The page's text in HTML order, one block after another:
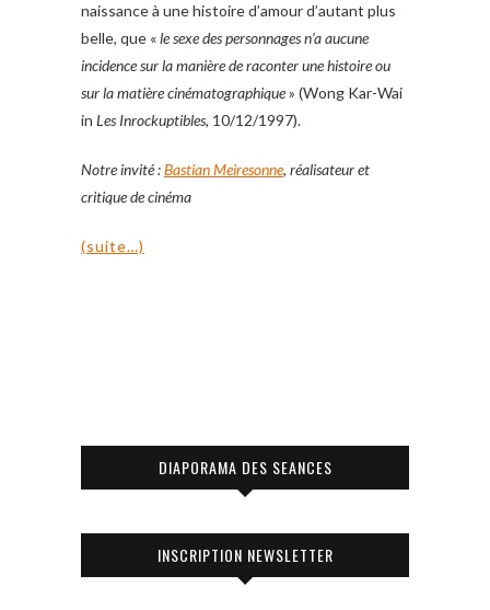
naissance à une histoire d’amour d’autant plus
belle, que «le sexe des personnages n’a aucune
incidence sur la manière de raconter une histoire ou
sur la matière cinématographique» (Wong Kar-Wai
in Les Inrockuptibles, 10/12/1997).
Notre invité :Bastian Meiresonne, réalisateur et
critique de cinéma
(suite…)
DIAPORAMA DES SEANCES
INSCRIPTION NEWSLETTER